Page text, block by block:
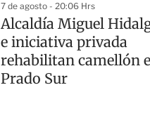
7 de agosto - 20:06 Hrs
Alcaldía Miguel
e iniciativa privada
rehabilitan camellón
Prado Sur